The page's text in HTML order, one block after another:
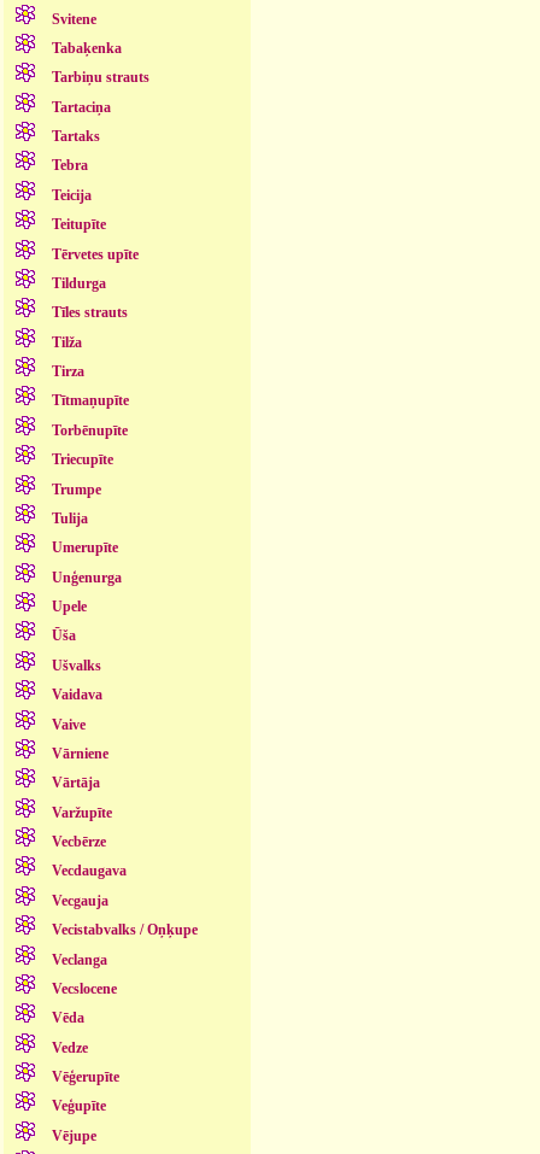
Svitene
Tabaķenka
Tarbiņu strauts
Tartaciņa
Tartaks
Tebra
Teicija
Teitupīte
Tērvetes upīte
Tildurga
Tīles strauts
Tilža
Tirza
Tītmaņupīte
Torbēnupīte
Triecupīte
Trumpe
Tulija
Umerupīte
Unģenurga
Upele
Ūša
Ušvalks
Vaidava
Vaive
Vārniene
Vārtāja
Varžupīte
Vecbērze
Vecdaugava
Vecgauja
Vecistabvalks / Oņķupe
Veclanga
Vecslocene
Vēda
Vedze
Vēģerupīte
Veģupīte
Vējupe